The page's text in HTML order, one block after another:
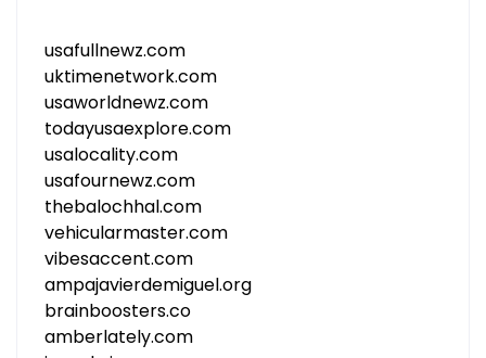
usafullnewz.com
uktimenetwork.com
usaworldnewz.com
todayusaexplore.com
usalocality.com
usafournewz.com
thebalochhal.com
vehicularmaster.com
vibesaccent.com
ampajavierdemiguel.org
brainboosters.co
amberlately.com